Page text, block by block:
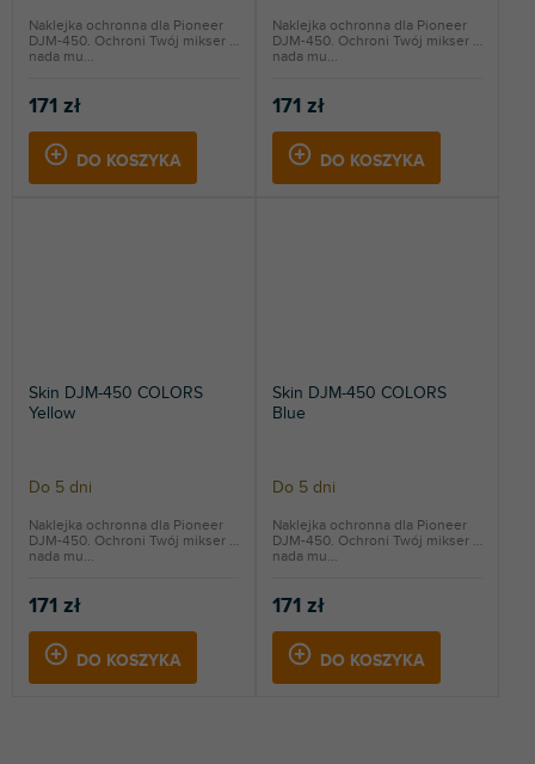
171 zł
DO KOSZYKA
Naklejka ochronna dla Pioneer
DJM-450. Ochroni Twój mikser i
nada mu...
171 zł
DO KOSZYKA
Naklejka ochronna dla Pioneer
DJM-450. Ochroni Twój mikser i
nada mu...
Skin DJM-450 COLORS
Yellow
Do 5 dni
171 zł
DO KOSZYKA
Naklejka ochronna dla Pioneer
DJM-450. Ochroni Twój mikser i
nada mu...
Skin DJM-450 COLORS
Blue
Do 5 dni
171 zł
DO KOSZYKA
Naklejka ochronna dla Pioneer
DJM-450. Ochroni Twój mikser i
nada mu...